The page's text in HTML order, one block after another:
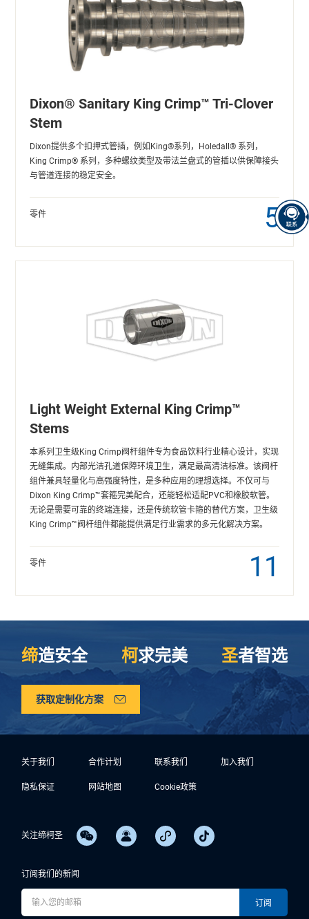
Dixon® Sanitary King Crimp™ Tri-Clover
Stem
Dixon提供多个扣押式管插，例如King®系列，Holedall® 系列，
King Crimp® 系列，多种螺纹类型及带法兰盘式的管插以供保障接头
与管道连接的稳定安全。
零件 5
Light Weight External King Crimp™
Stems
本系列卫生级King Crimp阀杆组件专为食品饮料行业精心设计，实现
无缝集成。内部光洁孔道保障环境卫生，满足最高清洁标准。该阀杆
组件兼具轻量化与高强度特性，是多种应用的理想选择。不仅可与
Dixon King Crimp™套箍完美配合，还能轻松适配PVC和橡胶软管。
无论是需要可靠的终端连接，还是传统软管卡箍的替代方案，卫生级
King Crimp™阀杆组件都能提供满足行业需求的多元化解决方案。
零件 11
缔造安全 柯求完美 圣者智选
获取定制化方案
关于我们 合作计划 联系我们 加入我们
隐私保证 网站地图 Cookie政策
关注缔柯圣
订阅我们的新闻